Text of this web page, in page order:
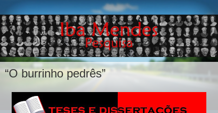
“O burrinho pedrês”